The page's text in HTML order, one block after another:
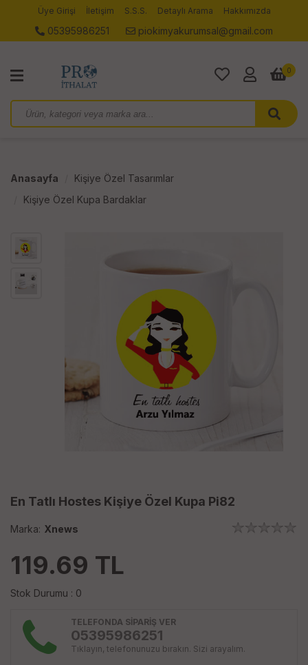
Üye Girişi İletişim S.S.S. Detaylı Arama Hakkımızda
05395986251 piokimyakurumsal@gmail.com
0
Anasayfa
Kişiye Özel Tasarımlar
Kişiye Özel Kupa Bardaklar
En Tatlı Hostes Kişiye Özel Kupa Pi82
Marka: Xnews
119.69 TL
Stok Durumu : 0
TELEFONDA SİPARİŞ VER
05395986251
Tıklayın, telefonunuzu bırakın. Sizi arayalım.